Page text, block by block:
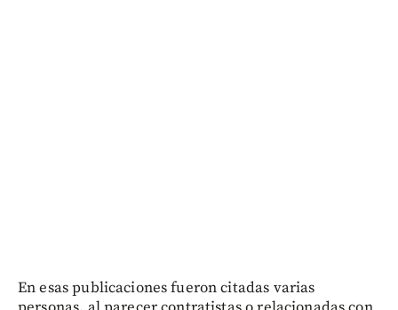
En esas publicaciones fueron citadas varias